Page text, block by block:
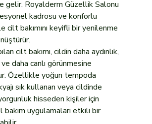
gelir. Royalderm Güzellik Salonu
kadrosu ve konforlu
cilt bakımını keyifli bir yenilenme
cilt bakımı, cildin daha aydınlık,
daha canlı görünmesine
Özellikle yoğun tempoda
sık kullanan veya cildinde
hisseden kişiler için
bakım uygulamaları etkili bir